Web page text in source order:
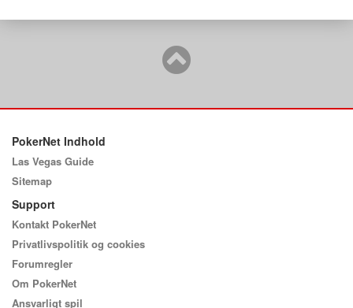
PokerNet Indhold
Las Vegas Guide
Sitemap
Support
Kontakt PokerNet
Privatlivspolitik og cookies
Forumregler
Om PokerNet
Ansvarligt spil